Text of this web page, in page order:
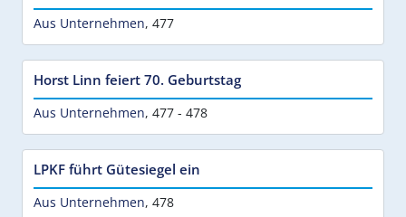
Aus Unternehmen, 477
Horst Linn feiert 70. Geburtstag
Aus Unternehmen, 477 - 478
LPKF führt Gütesiegel ein
Aus Unternehmen, 478